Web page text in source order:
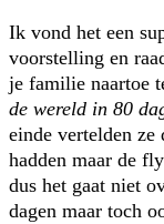
Ik vond het een
voorstelling en
je familie naartoe
de wereld in 80
einde vertelden ze
hadden maar de
dus het gaat niet
dagen maar toch